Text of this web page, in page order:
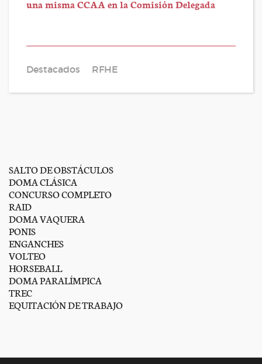
una misma CCAA en la Comisión Delegada
Destacados RFHE
SALTO DE OBSTÁCULOS
DOMA CLÁSICA
CONCURSO COMPLETO
RAID
DOMA VAQUERA
PONIS
ENGANCHES
VOLTEO
HORSEBALL
DOMA PARALÍMPICA
TREC
EQUITACIÓN DE TRABAJO